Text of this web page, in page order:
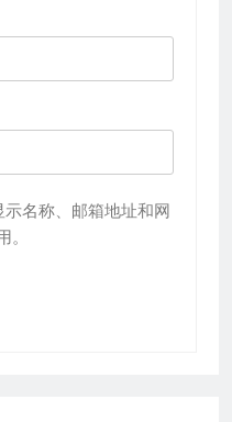
名称、邮箱地址和网